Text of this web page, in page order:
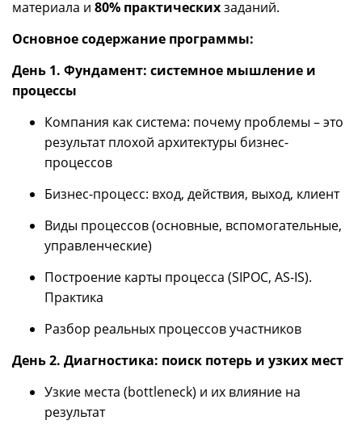
материала и 80% практическихзаданий.
Основное содержание программы:
День 1. Фундамент: системное мышление и
процессы
Компания как система: почему проблемы – это
результат плохой архитектуры бизнес-
процессов
Бизнес-процесс: вход, действия, выход, клиент
Виды процессов (основные, вспомогательные,
управленческие)
Построение карты процесса (SIPOC, AS-IS).
Практика
Разбор реальных процессов участников
День 2. Диагностика: поиск потерь и узких мест
Узкие места (bottleneck) и их влияние на
результат